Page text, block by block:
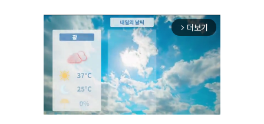
arrow_forward_ios 더보기